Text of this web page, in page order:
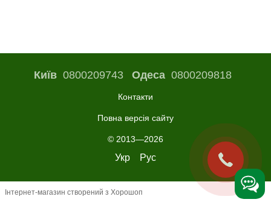
Київ0800209743 Одеса0800209818
Контакти
Повна версія сайту
© 2013—2026
Укр Рус
Інтернет-магазин створений з Хорошоп